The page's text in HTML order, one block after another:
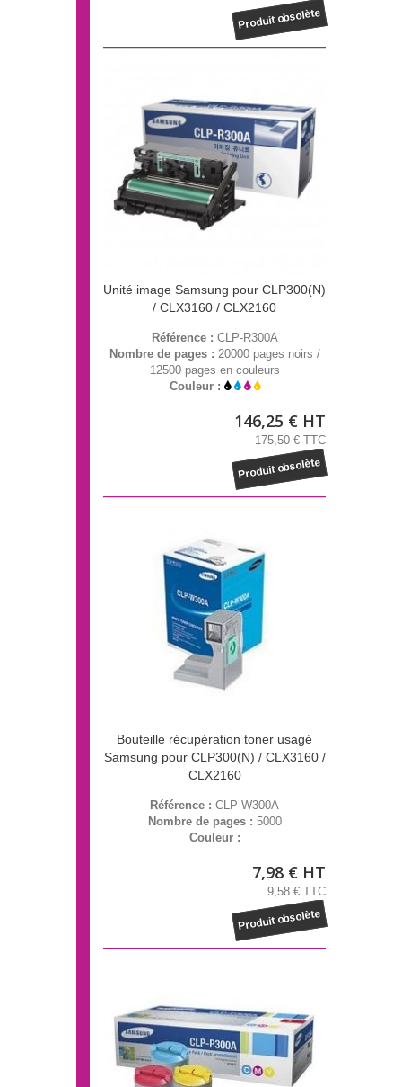
Produit obsolète
Unité image Samsung pour CLP300(N)
/ CLX3160 / CLX2160
Référence : CLP-R300A
Nombre de pages : 20000 pages noirs /
12500 pages en couleurs
Couleur :
146,25 € HT
175,50 € TTC
Produit obsolète
Bouteille récupération toner usagé
Samsung pour CLP300(N) / CLX3160 /
CLX2160
Référence : CLP-W300A
Nombre de pages : 5000
Couleur :
7,98 € HT
9,58 € TTC
Produit obsolète